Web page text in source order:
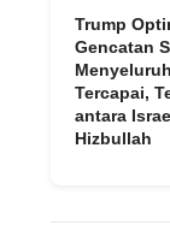
Trump
Gencatan
Menyeluruh
Tercapai,
antara
Hizbullah